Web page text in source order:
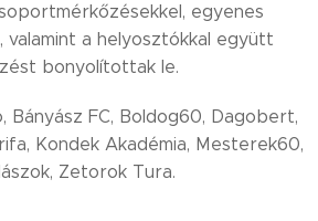
egyenes
valamint a helyosztókkal együtt
bonyolítottak le.
Bányász FC, Boldog60, Dagobert,
Kondek Akadémia, Mesterek60,
Zetorok Tura.